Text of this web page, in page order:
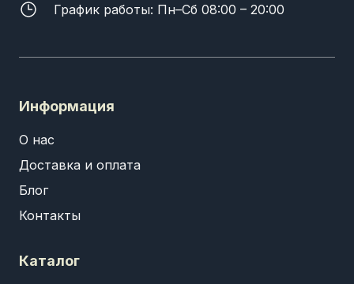
График работы: Пн–Сб 08:00 – 20:00
Информация
О нас
Доставка и оплата
Блог
Контакты
Каталог